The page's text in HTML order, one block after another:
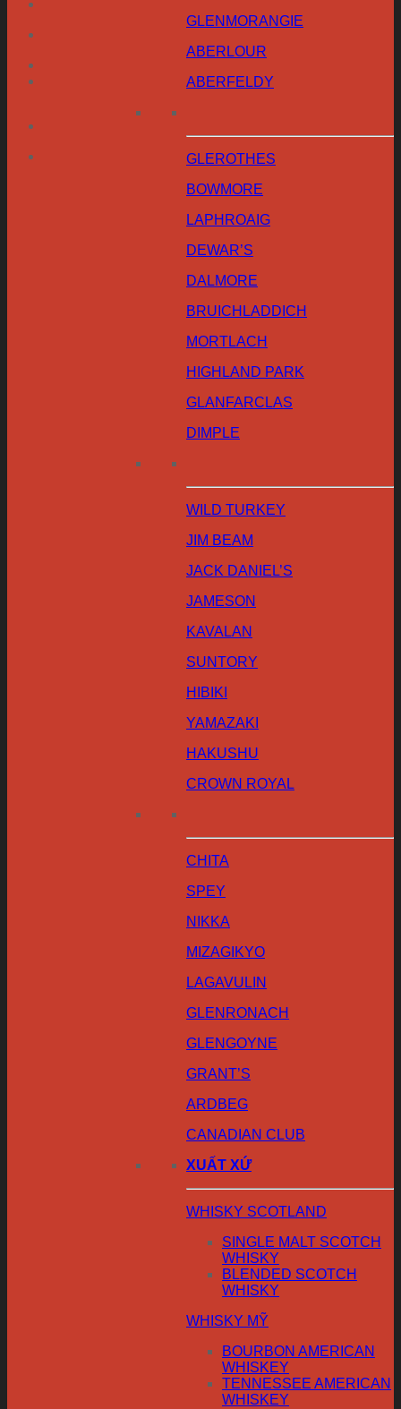
GLENMORANGIE
ABERLOUR
ABERFELDY
GLEROTHES
BOWMORE
LAPHROAIG
DEWAR’S
DALMORE
BRUICHLADDICH
MORTLACH
HIGHLAND PARK
GLANFARCLAS
DIMPLE
WILD TURKEY
JIM BEAM
JACK DANIEL’S
JAMESON
KAVALAN
SUNTORY
HIBIKI
YAMAZAKI
HAKUSHU
CROWN ROYAL
CHITA
SPEY
NIKKA
MIZAGIKYO
LAGAVULIN
GLENRONACH
GLENGOYNE
GRANT’S
ARDBEG
CANADIAN CLUB
XUẤT XỨ
WHISKY SCOTLAND
SINGLE MALT SCOTCH
WHISKY
BLENDED SCOTCH
WHISKY
WHISKY MỸ
BOURBON AMERICAN
WHISKEY
TENNESSEE AMERICAN
WHISKEY